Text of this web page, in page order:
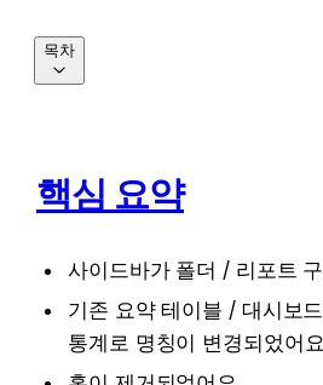
핵심 요약
사이드바가 폴더 / 리포트
기존 요약 테이블 / 대시보
통계로 명칭이 변경되었어
목차